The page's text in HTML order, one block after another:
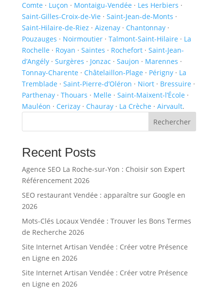
Comte · Luçon · Montaigu-Vendée · Les Herbiers ·
Saint-Gilles-Croix-de-Vie · Saint-Jean-de-Monts ·
Saint-Hilaire-de-Riez · Aizenay· Chantonnay·
Pouzauges · Noirmoutier· Talmont-Saint-Hilaire · La
Rochelle · Royan · Saintes · Rochefort· Saint-Jean-
d’Angély· Surgères · Jonzac · Saujon · Marennes ·
Tonnay-Charente · Châtelaillon-Plage · Périgny· La
Tremblade · Saint-Pierre-d’Oléron · Niort· Bressuire ·
Parthenay· Thouars · Melle · Saint-Maixent-l’École ·
Mauléon · Cerizay· Chauray· La Crèche · Airvault.
Rechercher
Recent Posts
Agence SEO La Roche-sur-Yon : Choisir son Expert
Référencement 2026
SEO restaurant Vendée : apparaître sur Google en
2026
Mots-Clés Locaux Vendée : Trouver les Bons Termes
de Recherche 2026
Site Internet Artisan Vendée : Créer votre Présence
en Ligne en 2026
Site Internet Artisan Vendée : Créer votre Présence
en Ligne en 2026